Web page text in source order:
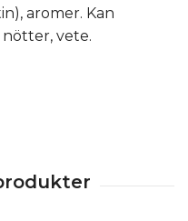
aromer. Kan
vete.